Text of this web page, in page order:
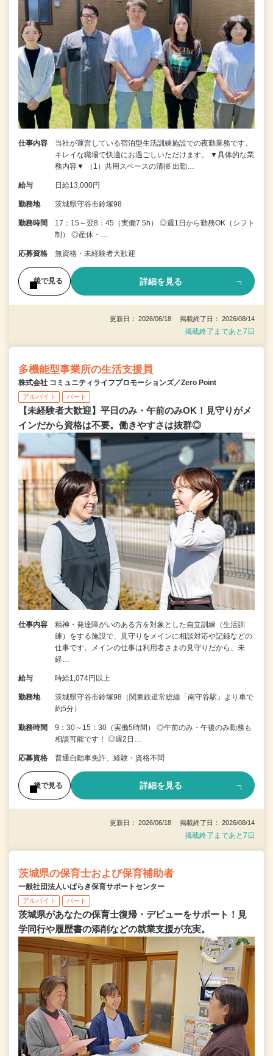
仕事内容
当社が運営している宿泊型生活訓練施設での夜勤業務です。
キレイな職場で快適にお過ごしいただけます。 ▼具体的な業
務内容▼ （1）共用スペースの清掃 出勤…
給与 日給13,000円
勤務地 茨城県守谷市鈴塚98
勤務時間
17：15～翌8：45（実働7.5h） ◎週1日から勤務OK（シフト
制） ◎産休・…
応募資格 無資格・未経験者大歓迎
後で見る 詳細を見る
更新日： 2026/06/18 掲載終了日： 2026/08/14
掲載終了まであと7日
多機能型事業所の生活支援員
株式会社 コミュニティライフプロモーションズ／Zero Point
アルバイト パート
【未経験者大歓迎】平日のみ・午前のみOK！見守りがメ
インだから資格は不要。働きやすさは抜群◎
仕事内容
精神・発達障がいのある方を対象とした自立訓練（生活訓
練）をする施設で、見守りをメインに相談対応や記録などの
仕事です。メインの仕事は利用者さまの見守りだから、未
経…
給与 時給1,074円以上
勤務地
茨城県守谷市鈴塚98（関東鉄道常総線「南守谷駅」より車で
約5分）
勤務時間
9：30～15：30（実働5時間） ◎午前のみ・午後のみ勤務も
相談可能です！ ◎週2日…
応募資格 普通自動車免許、経験・資格不問
後で見る 詳細を見る
更新日： 2026/06/18 掲載終了日： 2026/08/14
掲載終了まであと7日
茨城県の保育士および保育補助者
一般社団法人いばらき保育サポートセンター
アルバイト パート
茨城県があなたの保育士復帰・デビューをサポート！見
学同行や履歴書の添削などの就業支援が充実。